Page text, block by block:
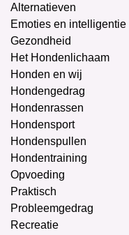
Alternatieven
Emoties en intelligentie
Gezondheid
Het Hondenlichaam
Honden en wij
Hondengedrag
Hondenrassen
Hondensport
Hondenspullen
Hondentraining
Opvoeding
Praktisch
Probleemgedrag
Recreatie